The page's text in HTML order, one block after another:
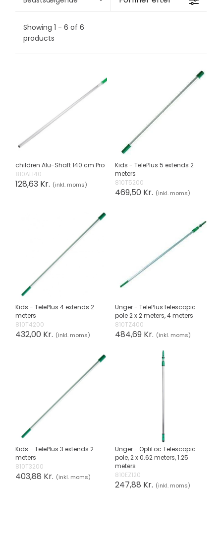
Showing 1 - 6 of 6
products
children Alu-Shaft 140 cm Pro
810AL140
128,63 Kr. (inkl. moms)
Kids - TelePlus 5 extends 2
meters
810T5200
469,50 Kr. (inkl. moms)
Kids - TelePlus 4 extends 2
meters
810T4200
432,00 Kr. (inkl. moms)
Unger - TelePlus telescopic
pole 2 x 2 meters, 4 meters
810TZ400
484,69 Kr. (inkl. moms)
Kids - TelePlus 3 extends 2
meters
810T3200
403,88 Kr. (inkl. moms)
Unger - OptiLoc Telescopic
pole, 2 x 0.62 meters, 1.25
meters
810EZ120
247,88 Kr. (inkl. moms)